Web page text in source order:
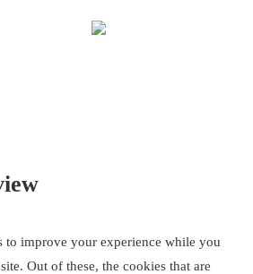
to improve your experience while you
Out of these, the cookies that are